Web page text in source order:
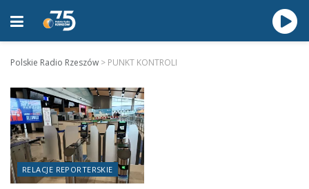
Polskie Radio Rzeszów > PUNKT KONTROLI
RELACJE REPORTERSKIE